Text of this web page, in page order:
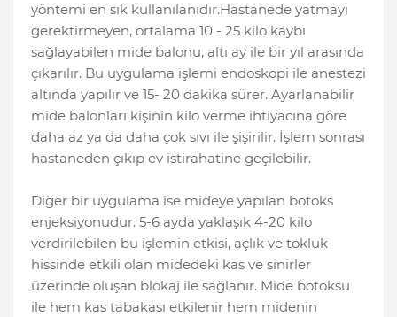
yöntemi en sık kullanılanıdır.Hastanede yatmayı
gerektirmeyen, ortalama 10 - 25 kilo kaybı
sağlayabilen mide balonu, altı ay ile bir yıl arasında
çıkarılır. Bu uygulama işlemi endoskopi ile anestezi
altında yapılır ve 15- 20 dakika sürer. Ayarlanabilir
mide balonları kişinin kilo verme ihtiyacına göre
daha az ya da daha çok sıvı ile şişirilir. İşlem sonrası
hastaneden çıkıp ev istirahatine geçilebilir.
Diğer bir uygulama ise mideye yapılan botoks
enjeksiyonudur. 5-6 ayda yaklaşık 4-20 kilo
verdirilebilen bu işlemin etkisi, açlık ve tokluk
hissinde etkili olan midedeki kas ve sinirler
üzerinde oluşan blokaj ile sağlanır. Mide botoksu
ile hem kas tabakası etkilenir hem midenin